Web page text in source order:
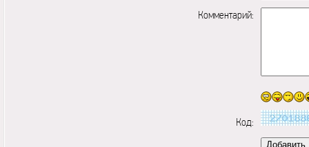
Комментарий:
Код: